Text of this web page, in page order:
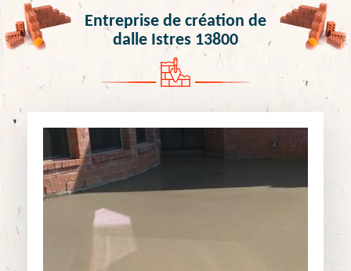
Entreprise de création de
dalle Istres 13800